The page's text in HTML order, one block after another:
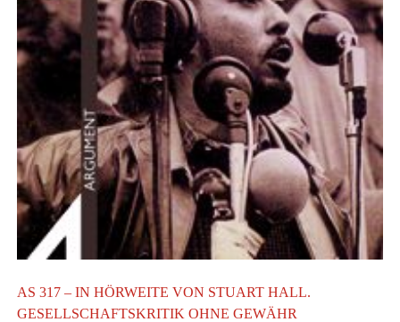
AS 317 – IN HÖRWEITE VON STUART HALL.
GESELLSCHAFTSKRITIK OHNE GEWÄHR